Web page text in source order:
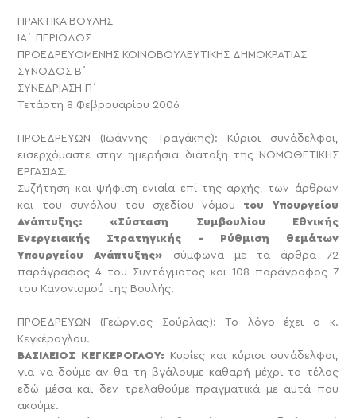
ΠΡΑΚΤΙΚΑ ΒΟΥΛΗΣ
ΙΑ΄ ΠΕΡΙΟΔΟΣ
ΠΡΟΕΔΡΕΥΟΜΕΝΗΣ ΚΟΙΝΟΒΟΥΛΕΥΤΙΚΗΣ ΔΗΜΟΚΡΑΤΙΑΣ
ΣΥΝΟΔΟΣ B΄
ΣΥΝΕΔΡΙΑΣΗ Π΄
Τετάρτη 8 Φεβρουαρίου 2006
ΠΡΟΕΔΡΕΥΩΝ (Ιωάννης Τραγάκης): Κύριοι συνάδελφοι,
εισερχόμαστε στην ημερήσια διάταξη της ΝΟΜΟΘΕΤΙΚΗΣ
ΕΡΓΑΣΙΑΣ.
Συζήτηση και ψήφιση ενιαία επί της αρχής, των άρθρων
και του συνόλου του σχεδίου νόμου του Υπουργείου
Ανάπτυξης: «Σύσταση Συμβουλίου Εθνικής
Ενεργειακής Στρατηγικής – Ρύθμιση θεμάτων
Υπουργείου Ανάπτυξης» σύμφωνα με τα άρθρα 72
παράγραφος 4 του Συντάγματος και 108 παράγραφος 7
του Κανονισμού της Βουλής.
ΠΡΟΕΔΡΕΥΩΝ (Γεώργιος Σούρλας): Το λόγο έχει ο κ.
Κεγκέρογλου.
ΒΑΣΙΛΕΙΟΣ ΚΕΓΚΕΡΟΓΛΟΥ:
Κυρίες και κύριοι συνάδελφοι,
για να δούμε αν θα τη βγάλουμε καθαρή μέχρι το τέλος
εδώ μέσα και δεν τρελαθούμε πραγματικά με αυτά που
ακούμε.